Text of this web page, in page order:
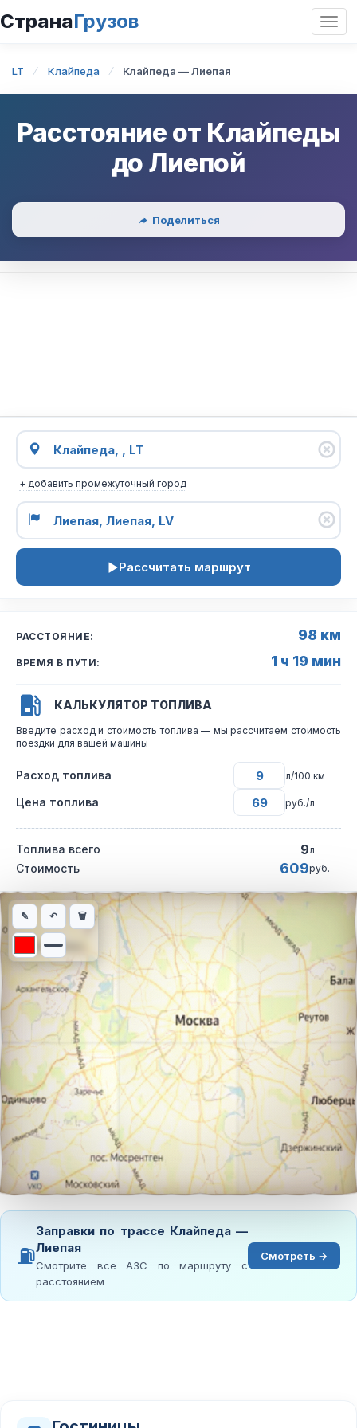
СтранаГрузов
LT Клайпеда Клайпеда — Лиепая
Расстояние от Клайпеды
до Лиепой
Поделиться
+ добавить промежуточный город
Рассчитать маршрут
РАССТОЯНИЕ: 98 км
ВРЕМЯ В ПУТИ: 1 ч 19 мин
КАЛЬКУЛЯТОР ТОПЛИВА
Введите расход и стоимость топлива — мы рассчитаем стоимость
поездки для вашей машины
Расход топлива л/100 км
Цена топлива руб./л
Топлива всего 9л
Стоимость 609руб.
Интерактивная карта автомобильного маршрута из города
✎ ↶ 🗑
⛽
Заправки по трассе Клайпеда —
Лиепая
Смотрите все АЗС по маршруту с
расстоянием
Смотреть →